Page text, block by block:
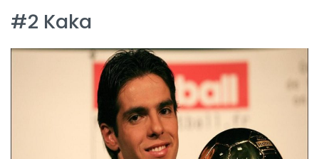
#2 Kaka